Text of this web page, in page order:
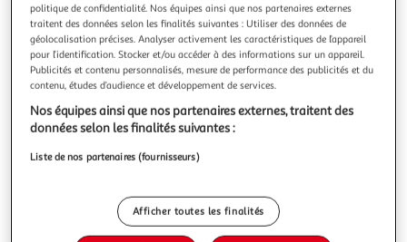
LISA DESIGN
Onyx - canapé panoramique d'angle gauche - 7
places - en tissu mailles 3d
Caractéristiques techniques :Origine : EuropeGarantie : 2
ansType de canapé : Canapé panoramiqueType d'angle
: Panoramique UPosition de l'angle : Angle gaucheNombre
de places : 7Modulable : NonEquipement : 6 coussins
panneaux de particules
En savoir +
politique de confidentialité. Nos équipes ainsi que nos partenaires externes
traitent des données selon les finalités suivantes : Utiliser des données de
géolocalisation précises. Analyser activement les caractéristiques de l’appareil
pour l’identification. Stocker et/ou accéder à des informations sur un appareil.
Publicités et contenu personnalisés, mesure de performance des publicités et du
contenu, études d’audience et développement de services.
Nos équipes ainsi que nos partenaires externes, traitent des
données selon les finalités suivantes :
Liste de nos partenaires (fournisseurs)
Afficher toutes les finalités